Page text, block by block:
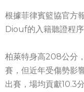
根據菲律賓籃協官方
Diouf的入籍聽證程序
柏萊特身高208公分
賽，但近年受傷勢影
出賽，場均貢獻10.3